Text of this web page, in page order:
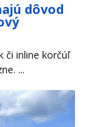
dôvod
či inline korčúľ
...